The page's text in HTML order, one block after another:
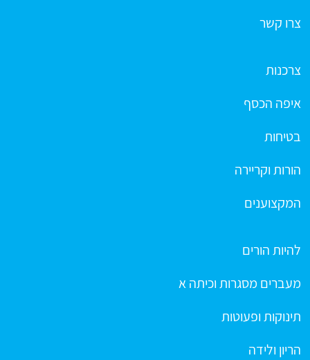
צרו קשר
צרכנות
איפה הכסף
בטיחות
הורות וקריירה
המקצוענים
להיות הורים
מעברים מסגרות וכיתה א
תינוקות ופעוטות
הריון ולידה